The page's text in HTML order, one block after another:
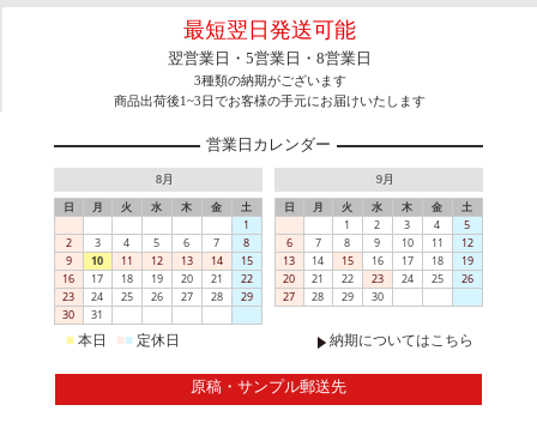
最短翌日発送可能
翌営業日・5営業日・8営業日
3種類の納期がございます
商品出荷後1~3日でお客様の手元にお届けいたします
営業日カレンダー
8月
日 月 火 水 木 金
土
1
2
3 4 5 6 7
8
9
10 11 12 13 14
15
16
17 18 19 20 21
22
23
24 25 26 27 28
29
30
31
9月
日 月 火 水 木 金
土
1
2 3 4
5
6
7 8 9 10 11
12
13
14 15 16 17 18
19
20
21 22 23 24 25
26
27
28 29 30
■ 本日 ■■ 定休日 納期についてはこちら
原稿・サンプル郵送先